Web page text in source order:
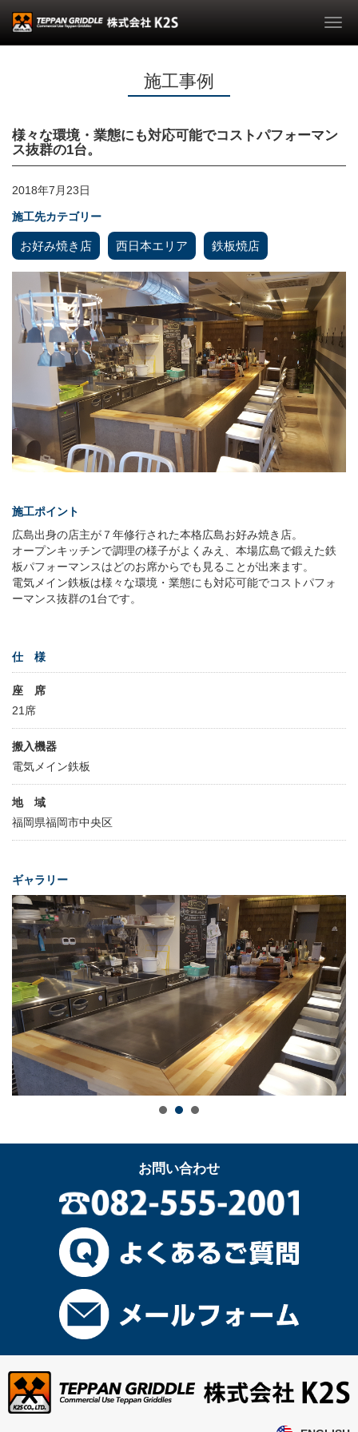
施工事例
様々な環境・業態にも対応可能でコストパフォーマン
ス抜群の1台。
2018年7月23日
施工先カテゴリー
お好み焼き店 西日本エリア 鉄板焼店
施工ポイント
広島出身の店主が７年修行された本格広島お好み焼き店。
オープンキッチンで調理の様子がよくみえ、本場広島で鍛えた鉄
板パフォーマンスはどのお席からでも見ることが出来ます。
電気メイン鉄板は様々な環境・業態にも対応可能でコストパフォ
ーマンス抜群の1台です。
仕 様
座 席
21席
搬入機器
電気メイン鉄板
地 域
福岡県福岡市中央区
ギャラリー
お問い合わせ